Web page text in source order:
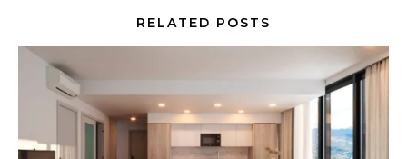
RELATED POSTS